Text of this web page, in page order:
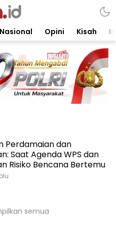
Nasional Opini Kisah
Perdamaian dan
Saat Agenda WPS dan
Risiko Bencana Bertemu
semua